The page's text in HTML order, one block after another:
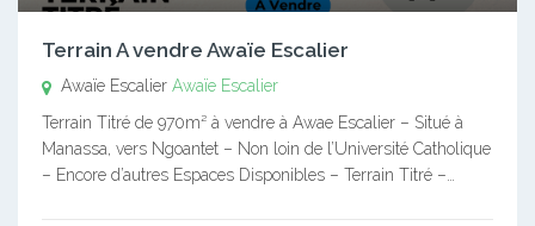
Terrain A vendre Awaïe Escalier
Awaïe Escalier Awaïe Escalier
Terrain Titré de 970m² à vendre à Awae Escalier – Situé à
Manassa, vers Ngoantet – Non loin de l’Université Catholique
– Encore d’autres Espaces Disponibles – Terrain Titré –…